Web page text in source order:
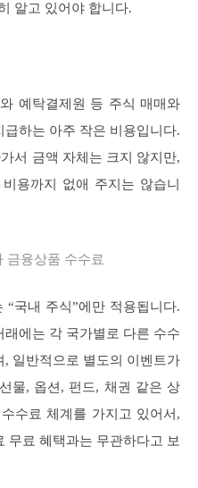
알고 있어야 합니다.
예탁결제원 등 주식 매매와
하는 아주 작은 비용입니다.
서 금액 자체는 크지 않지만,
용까지 없애 주지는 않습니
금융상품 수수료
국내 주식”에만 적용됩니다.
에는 각 국가별로 다른 수수
일반적으로 별도의 이벤트가
물, 옵션, 펀드, 채권 같은 상
수료 체계를 가지고 있어서,
무료 혜택과는 무관하다고 보